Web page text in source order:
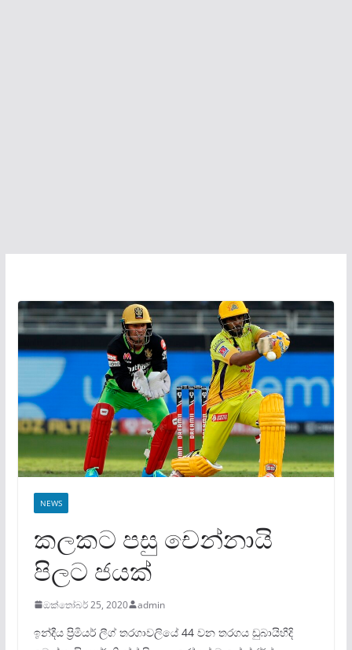
NEWS
කලකට පසු චෙන්නායි
පිලට ජයක්
ඔක්තෝබර් 25, 2020 admin
ඉන්දීය ප‍්‍රිමියර් ලීග් තරගාවලියේ 44 වන තරගය ඩුබායිහීදි